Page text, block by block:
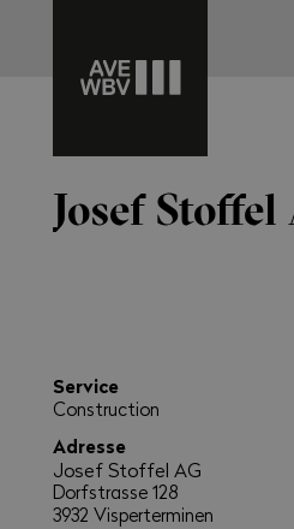
Josef Stoffel
Service
Construction
Adresse
Josef Stoffel AG
Dorfstrasse 128
3932 Visperterminen